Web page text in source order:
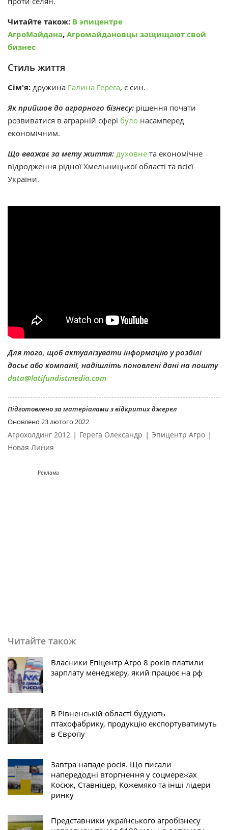
Читайте також: В эпицентре
АгроМайдана,Агромайдановцы защищают свой
бизнес
Стиль життя
Сім'я: дружина Галина Герега, є син.
Як прийшов до аграрного бізнесу: рішення почати
розвиватися в аграрній сфері було насамперед
економічним.
Що вважає за мету життя: духовне та економічне
відродження рідної Хмельницької області та всієї
України.
Для того, щоб актуалізувати інформацію у розділі
досьє або компанії, надішліть поновлені дані на пошту
data@latifundistmedia.com
Підготовлено за матеріалами з відкритих джерел
Оновлено 23 лютого 2022
Агрохолдинг 2012 | Герега Олександр | Эпицентр Агро |
Новая Линия
Реклама
Читайте також
Власники Епіцентр Агро 8 років платили
зарплату менеджеру, який працює на рф
В Рівненській області будують
птахофабрику, продукцію експортуватимуть
в Європу
Завтра нападе росія. Що писали
напередодні вторгнення у соцмережах
Косюк, Ставніцер, Кожемяко та інші лідери
ринку
Представники українського агробізнесу